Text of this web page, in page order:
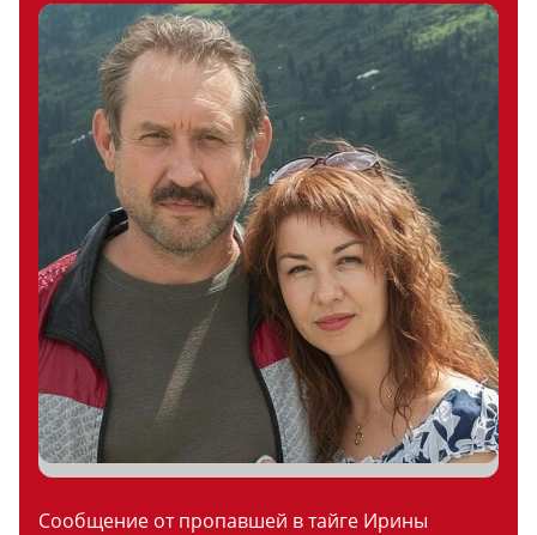
Сообщение от пропавшей в тайге Ирины